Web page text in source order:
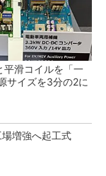
平滑コイルを「一
サイズを3分の2に
場増強へ起工式